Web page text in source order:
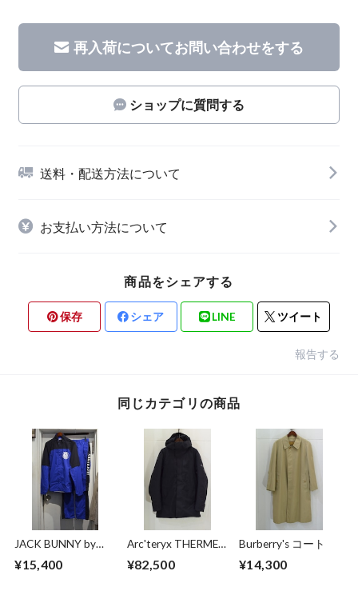
再入荷についてお問い合わせをする
ショップに質問する
送料・配送方法について
お支払い方法について
商品をシェアする
保存 シェア LINE ツイート
報告する
同じカテゴリの商品
JACK BUNNY by
ップ付き セットア
¥15,400
Arc'teryx THERME
¥82,500
Burberry's コート
¥14,300